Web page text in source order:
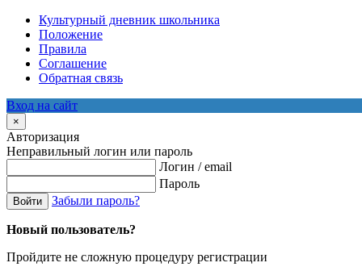
Культурный дневник школьника
Положение
Правила
Соглашение
Обратная связь
Вход на сайт
×
Авторизация
Неправильный логин или пароль
Логин / email
Пароль
Войти Забыли пароль?
Новый пользователь?
Пройдите не сложную процедуру регистрации